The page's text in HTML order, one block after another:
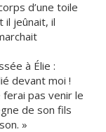
d’une toile
il jeûnait, il
à Élie :
devant moi !
ferai pas venir le
de son fils
»